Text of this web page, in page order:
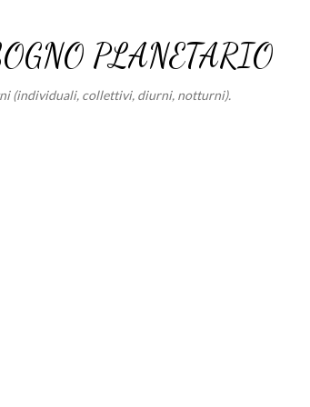
PLANETARIO
(individuali, collettivi, diurni, notturni).